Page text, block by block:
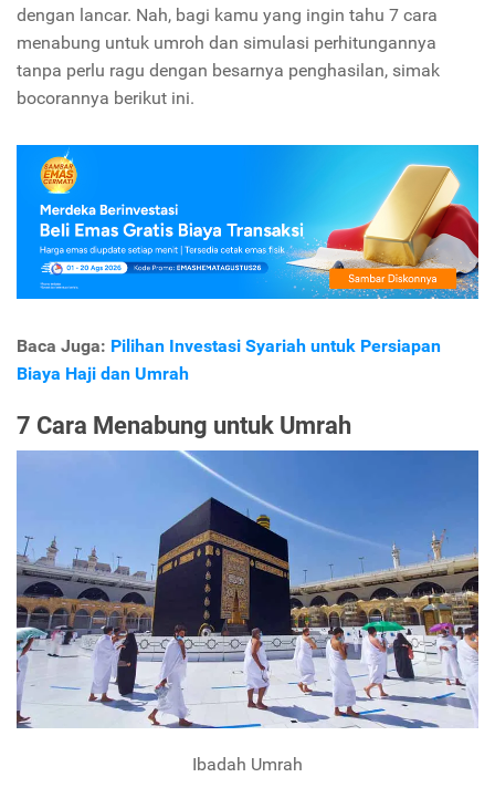
dengan lancar. Nah, bagi kamu yang ingin tahu 7 cara
menabung untuk umroh dan simulasi perhitungannya
tanpa perlu ragu dengan besarnya penghasilan, simak
bocorannya berikut ini.
Baca Juga: Pilihan Investasi Syariah untuk Persiapan
Biaya Haji dan Umrah
7 Cara Menabung untuk Umrah
Ibadah Umrah